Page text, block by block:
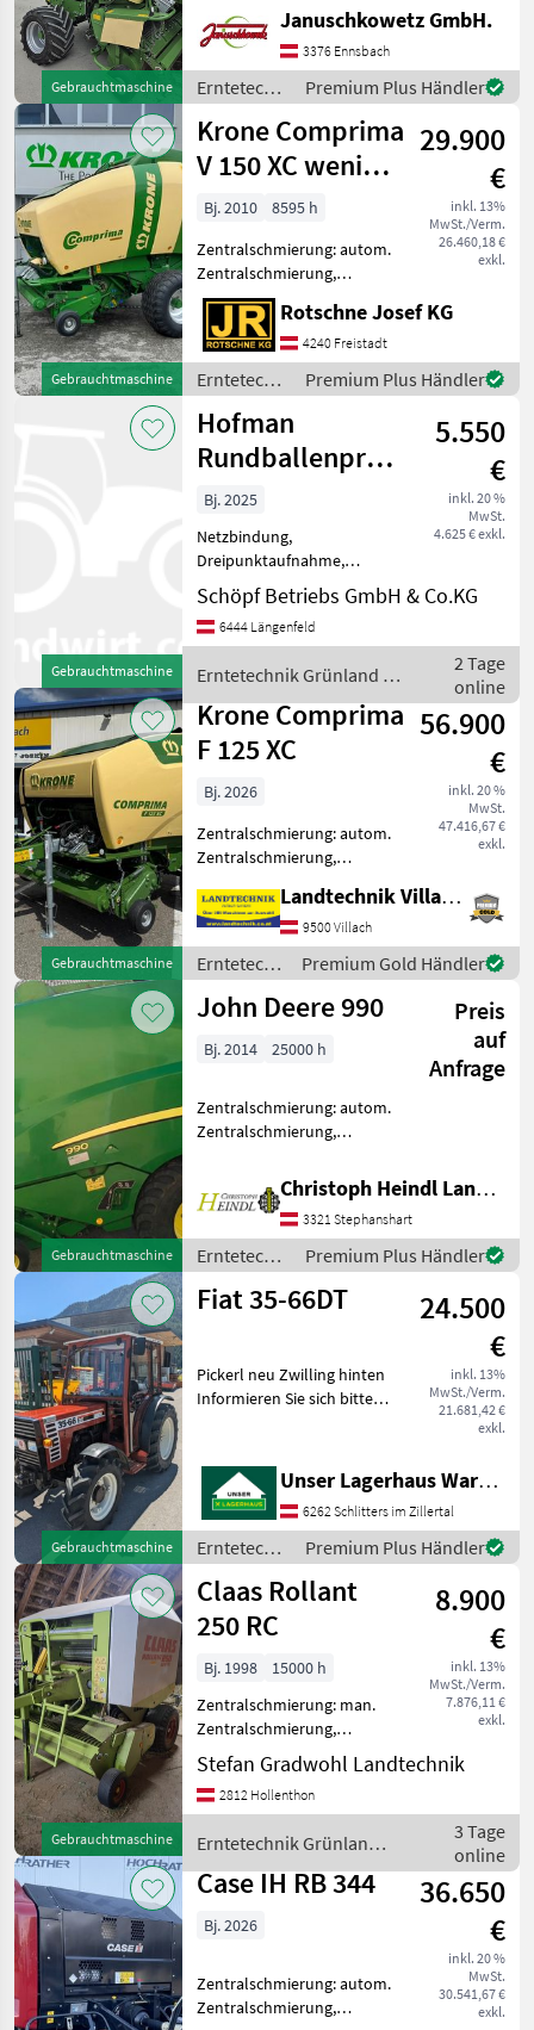
Gebrauchtmaschine
Ballenkammer,
Netzbindung,
Rollenniederhalter,
Schneidwerk Schöne
KRONE Fortima V 1500 MC -
Baujahr 2
Januschkowetz GmbH.
3376 Ennsbach
Erntetechnik
Grünland /
Krone
Premium Plus Händler
Gebrauchtmaschine
Krone Comprima
V 150 XC wenig
Ballen!!
29.900
€
inkl. 13%
MwSt./Verm.
26.460,18 €
exkl.
Bj. 2010
8595 h
Zentralschmierung: autom.
Zentralschmierung,
Ballenkammer: variable
Ballenkammer, Druckluft,
Netzbindung,
Rollenniederhalter,
Schneidwerk Krone
Rotschne Josef KG
4240 Freistadt
Erntetechnik
Grünland /
Krone
Premium Plus Händler
Gebrauchtmaschine
Hofman
Rundballenpresse
ARGA MB-70/50N
Plus
5.550
€
inkl. 20 %
MwSt.
4.625 € exkl.
Bj. 2025
Netzbindung,
Dreipunktaufnahme,
Ballengroße 70x50cm;
Eigengewicht 420kg;
Ballengewicht ca. 30kg
PS werden benötigt
Erntetechnik Grünland
Schöpf Betriebs GmbH & Co.KG
6444 Längenfeld
Erntetechnik Grünland /
Hofman
2 Tage
online
Gebrauchtmaschine
Krone Comprima
F 125 XC
56.900
€
inkl. 20 %
MwSt.
47.416,67 €
exkl.
Bj. 2026
Zentralschmierung: autom.
Zentralschmierung,
Ballenkammer, Druckluft,
Netzbindung,
Rollenniederhalter,
Schneidwerk Krone
Comprima F 125 XC,
Festkammer
Landtechnik Villach GmbH
9500 Villach
Erntetechnik
Grünland /
Krone
Premium Gold Händler
Gebrauchtmaschine
John Deere 990
Preis
auf
Anfrage
Bj. 2014 25000 h
Zentralschmierung: autom.
Zentralschmierung,
Ballenkammer, Druckluft,
Netzbindung John Deere
990 Rundballenpresse +
Baujahr 2014 - Ersteinsatz
Christoph Heindl Landtechnik GmbH, Stephanshart
3321 Stephanshart
Erntetechnik
Grünland /
John Deere
Premium Plus Händler
Gebrauchtmaschine
Fiat 35-66DT
24.500
€
inkl. 13%
MwSt./Verm.
21.681,42 €
exkl.
Pickerl neu Zwilling hinten
Informieren Sie sich bitte
Ihnen angefragte Maschine
aktuell bei uns am Lager
steht. Wir in
Unser Lagerhaus Warenhandelsges.m.b.H.
6262 Schlitters im Zillertal
Erntetechnik
Grünland /
Fiat
Premium Plus Händler
Gebrauchtmaschine
Claas Rollant
250 RC
8.900
€
inkl. 13%
MwSt./Verm.
7.876,11 €
exkl.
Bj. 1998
15000 h
Zentralschmierung: man.
Zentralschmierung,
Ballenkammer: feste
Ballenkammer,
Netzbindung, Schneidwerk
Rollant 250 Roto Cut
Rundballenpresse an
Stefan Gradwohl Landtechnik
2812 Hollenthon
Erntetechnik Grünland /
Claas
3 Tage
online
Case IH RB 344
36.650
€
inkl. 20 %
MwSt.
30.541,67 €
exkl.
Bj. 2026
Zentralschmierung: autom.
Zentralschmierung,